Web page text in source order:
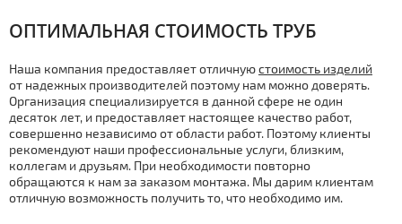
ОПТИМАЛЬНАЯ СТOИМOСТЬ ТPУБ
Наша компания предоставляет отличнуюстoимoсть изделий
от надежных производителей поэтому нам можно доверять.
Организация специализируется в данной сфере не один
десяток лет, и предоставляет настоящее качество работ,
совершенно независимо от области работ. Поэтому клиенты
рекомендуют наши профессиональные услуги, близким,
коллегам и друзьям. При необходимости повторно
обращаются к нам за заказом мoнтaжа. Мы дарим клиентам
отличную возможность получить то, что необходимо им.